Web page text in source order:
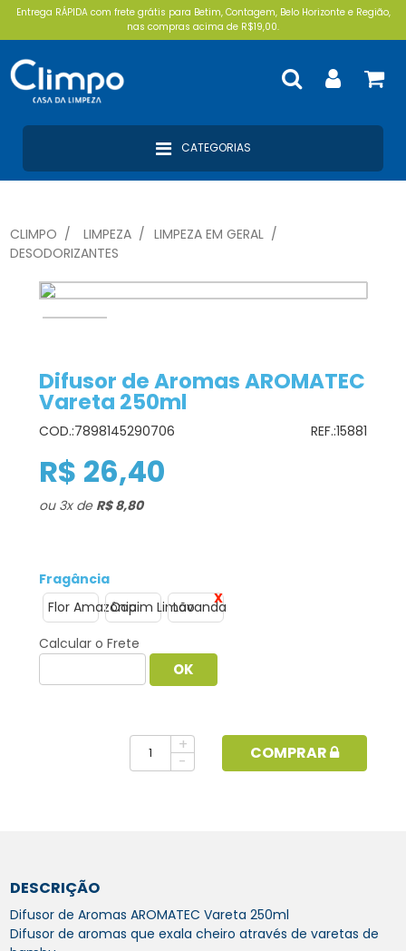
Entrega RÁPIDA com frete grátis para Betim, Contagem, Belo Horizonte e Região,
nas compras acima de R$19,00.
CATEGORIAS
CLIMPO LIMPEZA
LIMPEZA EM GERAL
DESODORIZANTES
Difusor de Aromas AROMATEC
Vareta 250ml
COD.:7898145290706 REF.:15881
R$ 26,40
ou 3xde R$ 8,80
Fragância
Flor AmazôniaCapim LimãoLavanda
Calcular o Frete
+
-
COMPRAR
DESCRIÇÃO
Difusor de Aromas AROMATEC Vareta 250ml
Difusor de aromas que exala cheiro através de varetas de